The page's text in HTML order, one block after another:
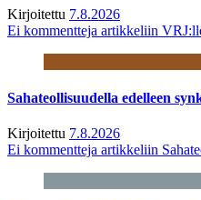
Kirjoitettu 7.8.2026
Ei kommentteja artikkeliin
Sahateollisuudella edelleen
Kirjoitettu 7.8.2026
Ei kommentteja artikkeliin